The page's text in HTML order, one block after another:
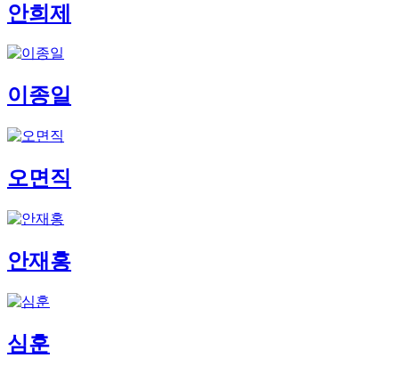
안희제
이종일
오면직
안재홍
심훈